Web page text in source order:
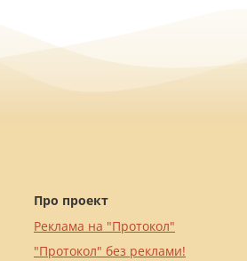
Про проект
Реклама на "Протокол"
"Протокол" без реклами!